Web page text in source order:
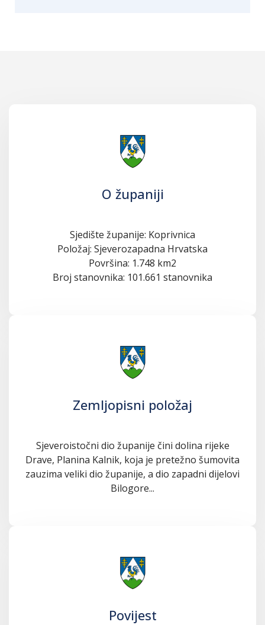
O županiji
Sjedište županije: Koprivnica
Položaj: Sjeverozapadna Hrvatska
Površina: 1.748 km2
Broj stanovnika: 101.661 stanovnika
Zemljopisni položaj
Sjeveroistočni dio županije čini dolina rijeke
Drave, Planina Kalnik, koja je pretežno šumovita
zauzima veliki dio županije, a dio zapadni dijelovi
Bilogore...
Povijest